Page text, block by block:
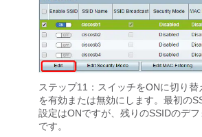
ステップ11：スイッチをONに切り
を有効または無効にします。最初の
設定はONですが、残りのSSIDのデ
です。